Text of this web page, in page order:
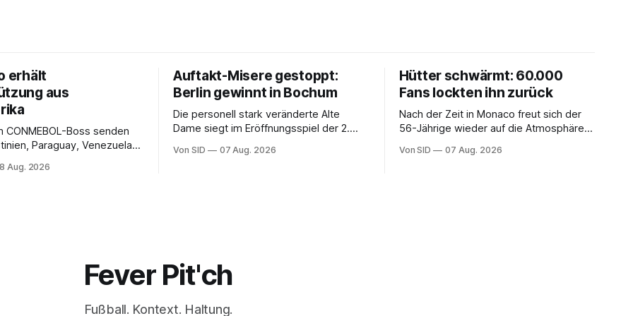
erhält
aus
CONMEBOL-Boss senden
Paraguay, Venezuela
Aug. 2026
Auftakt-Misere gestoppt:
Berlin gewinnt in Bochum
Die personell stark veränderte Alte
Dame siegt im Eröffnungsspiel der 2.
Von SID 07 Aug. 2026
Hütter schwärmt: 60.000
Fans lockten ihn zurück
Nach der Zeit in Monaco freut sich der
56-Jährige wieder auf die Atmosphäre in
Von SID 07 Aug. 2026
Fever Pit'ch
Fußball. Kontext. Haltung.